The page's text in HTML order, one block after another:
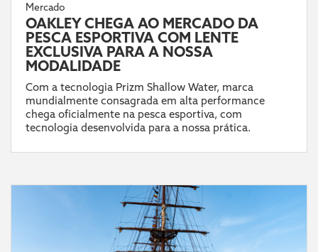
Mercado
OAKLEY CHEGA AO MERCADO DA
PESCA ESPORTIVA COM LENTE
EXCLUSIVA PARA A NOSSA
MODALIDADE
Com a tecnologia Prizm Shallow Water, marca
mundialmente consagrada em alta performance
chega oficialmente na pesca esportiva, com
tecnologia desenvolvida para a nossa prática.